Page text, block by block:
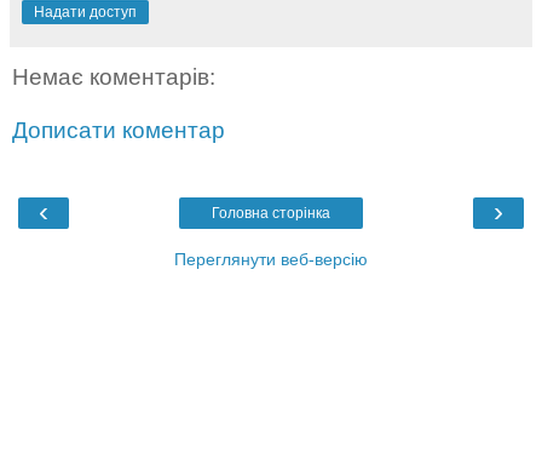
Надати доступ
Немає коментарів:
Дописати коментар
‹ ›
Головна сторінка
Переглянути веб-версію